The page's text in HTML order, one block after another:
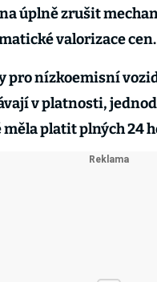
úplně zrušit
valorizace cen.
pro nízkoemisní
v platnosti,
měla platit plných 24